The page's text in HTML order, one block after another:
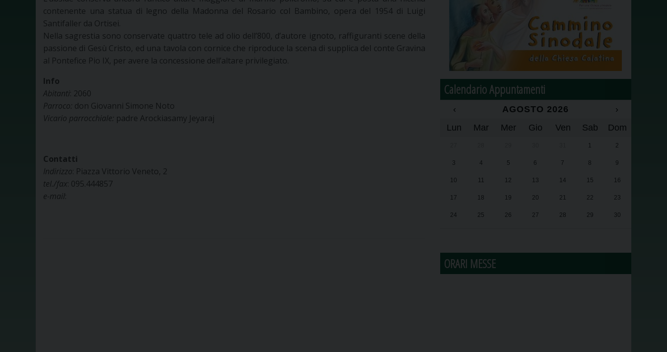
contenente una statua di legno della Madonna del Rosario col Bambino, opera del 1954 di Luigi
Santifaller da Ortisei.
Nella sagrestia sono conservate quattro tele ad olio dell’800, d’autore ignoto, raffiguranti scene della
passione di Gesù Cristo, ed una tavola con cornice che riproduce la scena di supplica del conte Gravina
al Pontefice Pio IX, per avere la concessione dell’altare privilegiato.
Info
Abitanti: 2060
Parroco: don Giovanni Simone Noto
Vicario parrocchiale: padre Arockiasamy Jeyaraj
Contatti
Indirizzo: Piazza Vittorio Veneto, 2
tel./fax: 095.444857
e-mail:
Calendario Appuntamenti
‹ AGOSTO 2026
›
Lun
Mar Mer Gio Ven Sab Dom
1 2
3 4 5 6 7 8 9
10 11 12 13 14 15 16
17 18 19 20 21 22 23
24 25 26 27 28 29 30
ORARI MESSE